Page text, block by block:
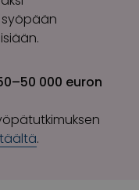
000 euron
täältä.